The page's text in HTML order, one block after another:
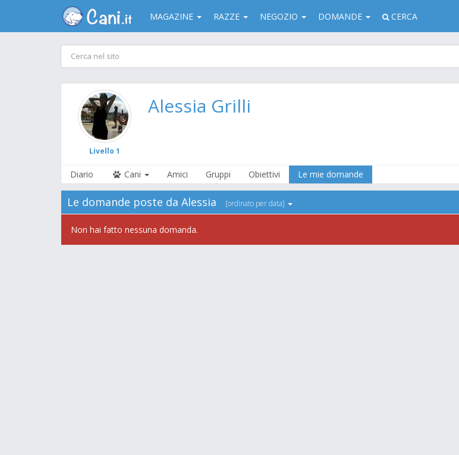
MAGAZINE RAZZE NEGOZIO DOMANDE CERCA
Livello 1
Alessia Grilli
Diario Cani Amici Gruppi Obiettivi Le mie domande
Le domande poste da Alessia [ordinato per data]
Non hai fatto nessuna domanda.